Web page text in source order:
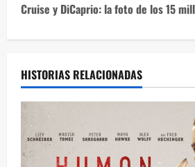
Cruise y DiCaprio: la foto de los 15
HISTORIAS RELACIONADAS